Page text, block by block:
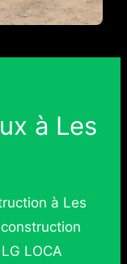
à Les
à Les
LOCA